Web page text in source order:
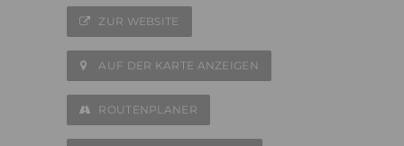
ZUR WEBSITE
AUF DER KARTE ANZEIGEN
ROUTENPLANER